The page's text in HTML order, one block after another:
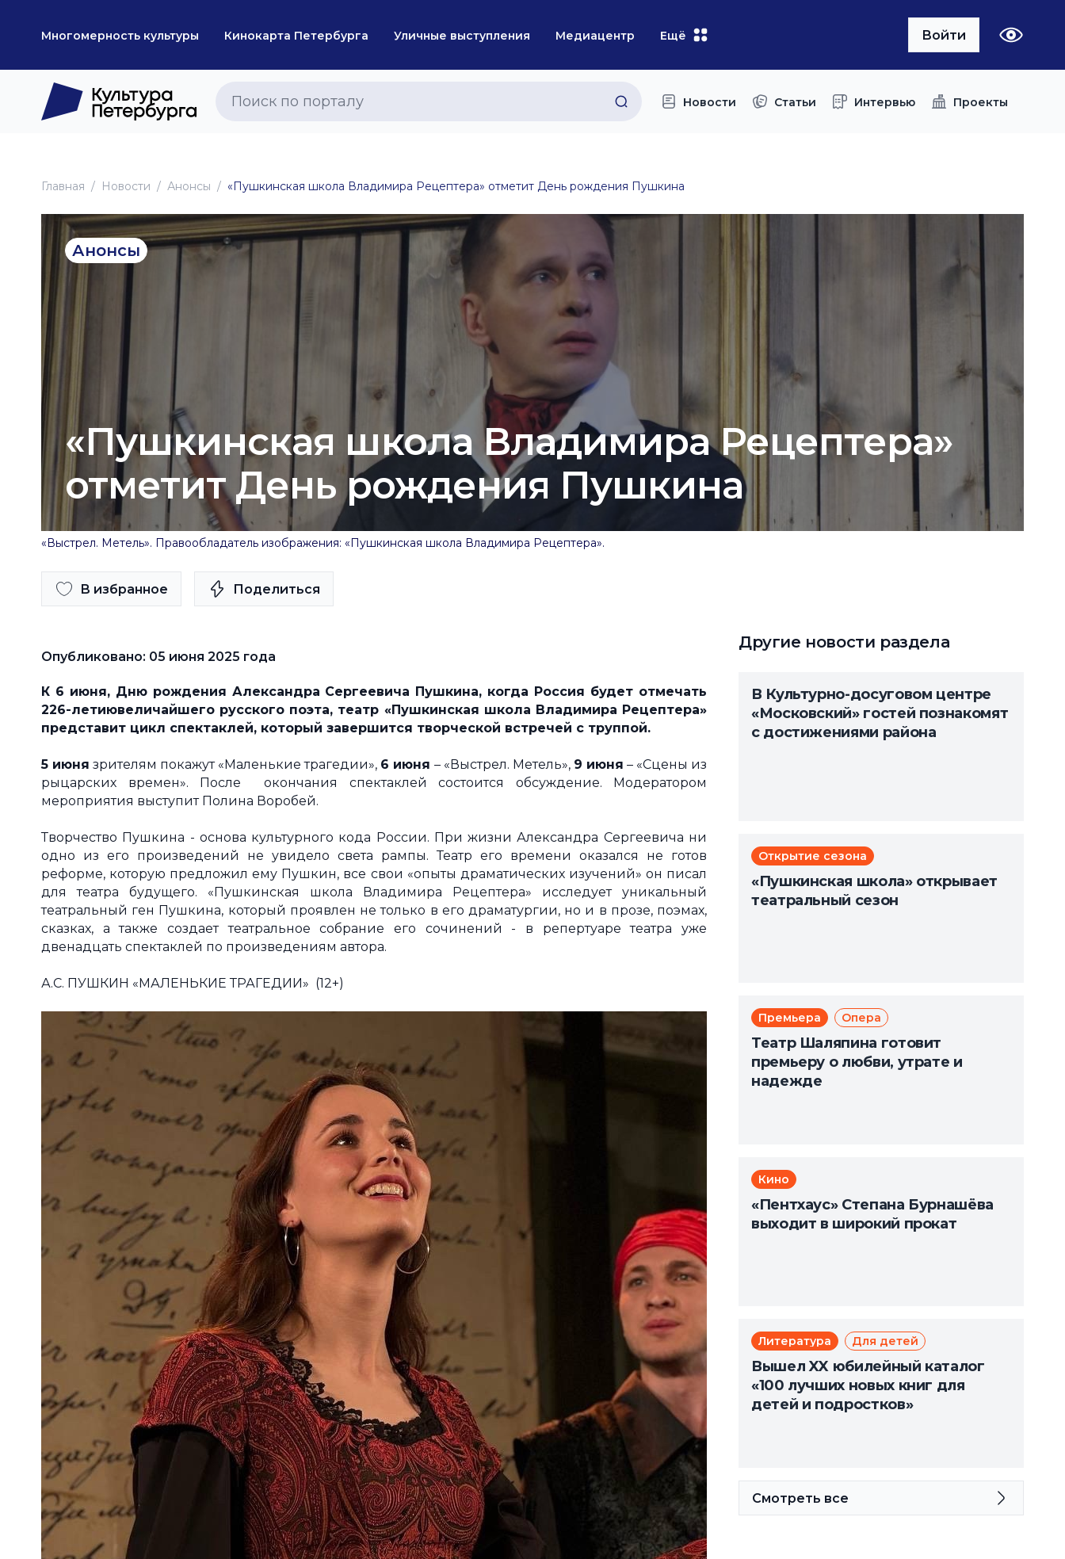
Многомерность культуры Кинокарта Петербурга Уличные выступления Медиацентр Ещё Войти
Новости Статьи Интервью Проекты
Главная Новоcти Анонсы «Пушкинская школа Владимира Рецептера» отметит День рождения Пушкина
Анонсы
«Пушкинская школа Владимира Рецептера»
отметит День рождения Пушкина
«Выстрел. Метель». Правообладатель изображения: «Пушкинская школа Владимира Рецептера».
В избранное Поделиться
Опубликовано: 05 июня 2025 года
К 6 июня, Дню рождения Александра Сергеевича Пушкина, когда Россия будет отмечать
226-летиювеличайшего русского поэта, театр «Пушкинская школа Владимира Рецептера»
представит цикл спектаклей, который завершится творческой встречей с труппой.
5 июня зрителям покажут «Маленькие трагедии», 6 июня – «Выстрел. Метель», 9 июня – «Сцены из
рыцарских времен». После окончания спектаклей состоится обсуждение. Модератором
мероприятия выступит Полина Воробей.
Творчество Пушкина - основа культурного кода России. При жизни Александра Сергеевича ни
одно из его произведений не увидело света рампы. Театр его времени оказался не готов
реформе, которую предложил ему Пушкин, все свои «опыты драматических изучений» он писал
для театра будущего. «Пушкинская школа Владимира Рецептера» исследует уникальный
театральный ген Пушкина, который проявлен не только в его драматургии, но и в прозе, поэмах,
сказках, а также создает театральное собрание его сочинений - в репертуаре театра уже
двенадцать спектаклей по произведениям автора.
А.С. ПУШКИН «МАЛЕНЬКИЕ ТРАГЕДИИ» (12+)
Другие новости раздела
В Культурно-досуговом центре
«Московский» гостей познакомят
с достижениями района
Открытие сезона
«Пушкинская школа» открывает
театральный сезон
Премьера Опера
Театр Шаляпина готовит
премьеру о любви, утрате и
надежде
Кино
«Пентхаус» Степана Бурнашёва
выходит в широкий прокат
Литература Для детей
Вышел XX юбилейный каталог
«100 лучших новых книг для
детей и подростков»
Смотреть все